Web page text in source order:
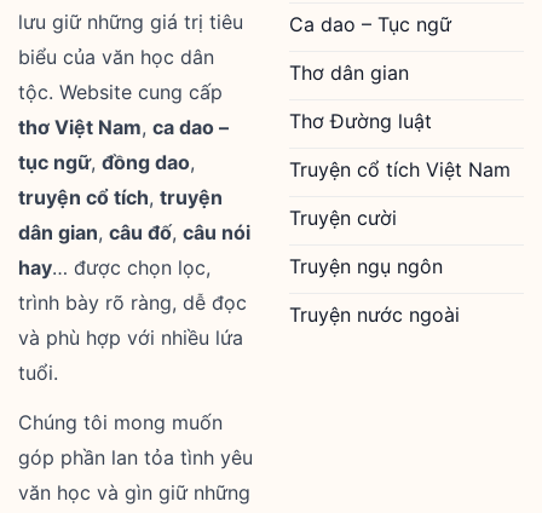
lưu giữ những giá trị tiêu
biểu của văn học dân
tộc. Website cung cấp
thơ Việt Nam, ca dao –
tục ngữ, đồng dao,
truyện cổ tích, truyện
dân gian, câu đố, câu nói
hay… được chọn lọc,
trình bày rõ ràng, dễ đọc
và phù hợp với nhiều lứa
tuổi.
Chúng tôi mong muốn
góp phần lan tỏa tình yêu
văn học và gìn giữ những
Ca dao – Tục ngữ
Thơ dân gian
Thơ Đường luật
Truyện cổ tích Việt Nam
Truyện cười
Truyện ngụ ngôn
Truyện nước ngoài